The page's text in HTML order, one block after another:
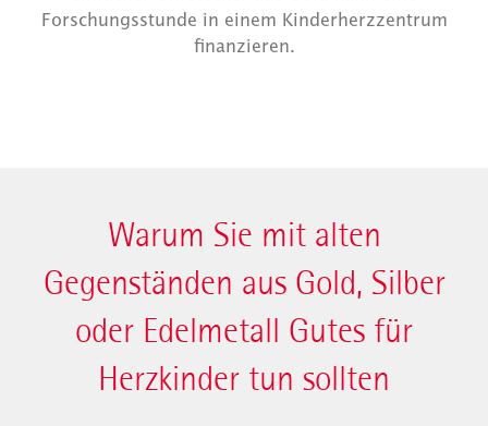
Forschungsstunde in einem Kinderherzzentrum
finanzieren.
Warum Sie mit alten
Gegenständen aus Gold, Silber
oder Edelmetall Gutes für
Herzkinder tun sollten